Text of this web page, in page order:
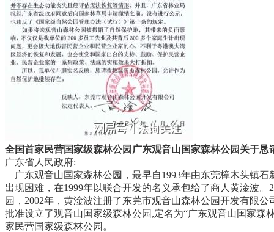
全国首家民营国家级森林公园广东观音山国家森林公园关于
广东省人民政府:
广东观音山国家森林公园，最早自1993年由东莞樟木头镇
出现困难，在1999年以联合开发的名义承包给了商人黄淦波
园，2002年，黄淦波注册了东莞市观音山森林公园开发有限
批准设立了观音山国家级森林公园,定名为“广东观音山国家森
家民营国家级森林公园。